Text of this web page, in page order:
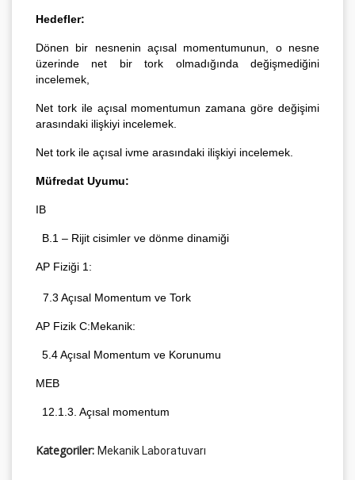
Hedefler:
Dönen bir nesnenin açısal momentumunun, o nesne
üzerinde net bir tork olmadığında değişmediğini
incelemek,
Net tork ile açısal momentumun zamana göre değişimi
arasındaki ilişkiyi incelemek.
Net tork ile açısal ivme arasındaki ilişkiyi incelemek.
Müfredat Uyumu:
IB
B.1 – Rijit cisimler ve dönme dinamiği
AP Fiziği 1:
7.3 Açısal Momentum ve Tork
AP Fizik C:Mekanik:
5.4 Açısal Momentum ve Korunumu
MEB
12.1.3. Açısal momentum
Kategoriler: Mekanik Laboratuvarı